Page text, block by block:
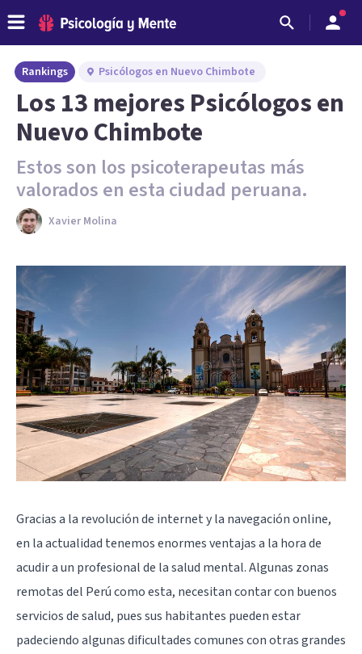
Rankings Psicólogos en Nuevo Chimbote
Los 13 mejores Psicólogos en
Nuevo Chimbote
Estos son los psicoterapeutas más
valorados en esta ciudad peruana.
Xavier Molina
Gracias a la revolución de internet y la navegación online,
en la actualidad tenemos enormes ventajas a la hora de
acudir a un profesional de la salud mental. Algunas zonas
remotas del Perú como esta, necesitan contar con buenos
servicios de salud, pues sus habitantes pueden estar
padeciendo algunas dificultades comunes con otras grandes